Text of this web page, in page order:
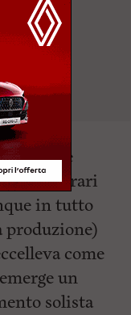
che
dei suoi rari
in tutto
produzione)
come
un
solista